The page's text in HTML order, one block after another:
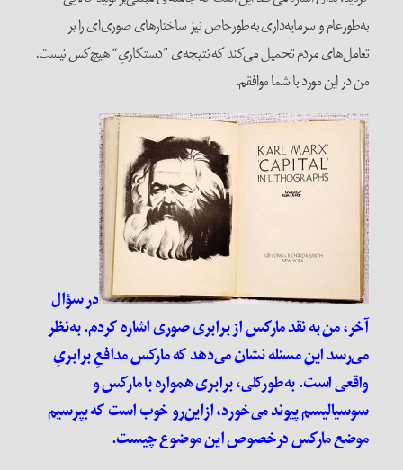
به‌طور‌عام و سرمایه‌داری به‌طور‌خاص نیز ساختار‌های صوری‌ای را بر
تعامل‌های مردم تحمیل می‌کند که نتیجه‌ی ”دستکاریِ“ هیچ‌کس نیست.
من در این مورد با شما موافقم.
در سؤال
آخر، من به نقد مارکس از برابری صوری اشاره کردم. به‌نظر
می‌رسد این مسئله نشان می‌دهد که مارکس مدافعِ برابریِ
واقعی است. به‌طور‌کلی، برابری همواره با مارکس و
سوسیالیسم پیوند می‌خورد، از‌این‌رو خوب است که بپرسیم
موضع مارکس در‌خصوص این موضوع چیست.